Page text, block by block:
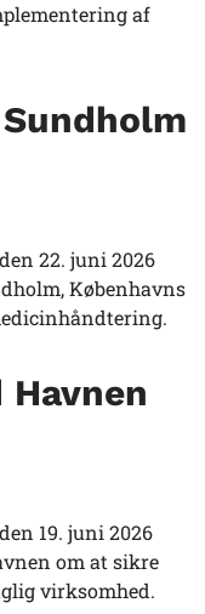
af
22. juni 2026
Københavns
19. juni 2026
om at sikre
virksomhed.